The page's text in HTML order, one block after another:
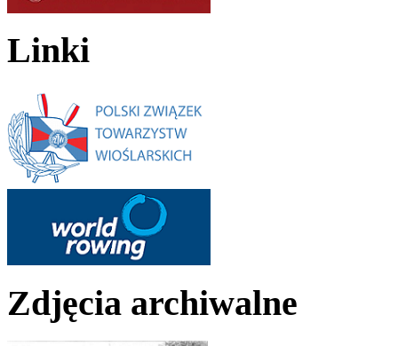
Linki
Zdjęcia archiwalne